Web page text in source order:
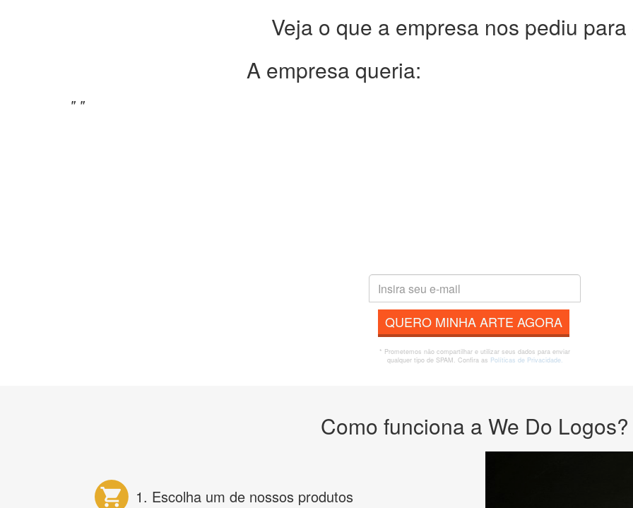
Veja o que a empresa nos pediu para
A empresa queria:
" "
QUERO MINHA ARTE AGORA
* Prometemos não compartilhar e utilizar seus dados para enviar
qualquer tipo de SPAM. Confira as Políticas de Privacidade.
Como funciona a We Do Logos?
1. Escolha um de nossos produtos